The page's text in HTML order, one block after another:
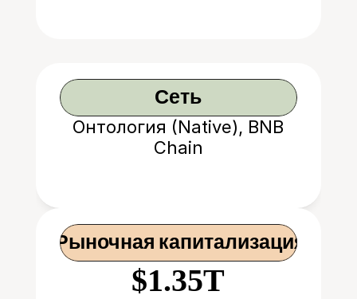
Сеть
Онтология (Native), BNB
Chain
Рыночная капитализация
$1.35T